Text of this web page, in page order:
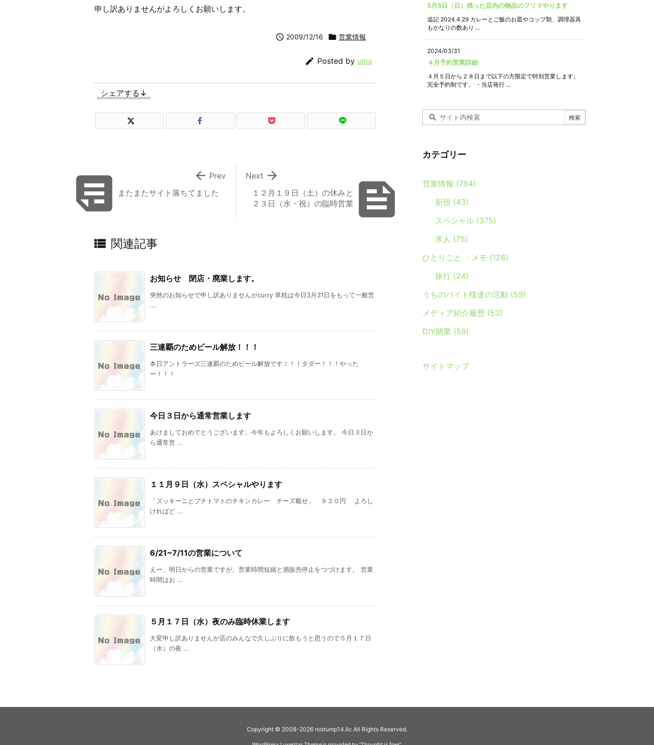
申し訳ありませんがよろしくお願いします。
 2009/12/16  営業情報
 Posted by uma
シェアする↓

１２月１９日（土）の休みと
２３日（水・祝）の臨時営業

Next
 またまたサイト落ちてました
 Prev
 関連記事
お知らせ 閉店・廃業します。
突然のお知らせで申し訳ありませんがcurry 草枕は今日3月31日をもって一般営
...
三連覇のためビール解放！！！
本日アントラーズ三連覇のためビール解放です！！！タダー！！！やった
ー！！！
今日３日から通常営業します
あけましておめでとうございます。今年もよろしくお願いします。 今日３日か
ら通常営 ...
１１月９日（水）スペシャルやります
「ズッキーニとプチトマトのチキンカレー チーズ載せ」 ９３０円 よろし
ければど ...
6/21~7/11の営業について
えー、明日からの営業ですが、営業時間短縮と酒販売停止をつづけます。 営業
時間はお ...
５月１７日（水）夜のみ臨時休業します
大変申し訳ありませんが店のみんなで久しぶりに飲もうと思うので５月１７日
（水）の夜 ...
5月5日（日）残った店内の物品のフリマやります
追記 2024.4.29 カレーとご飯のお皿やコップ類、調理器具
もかなりの数あり ...
2024/03/31
４月予約営業詳細
４月５日から２８日まで以下の方限定で特別営業します。
完全予約制です。 ・当店発行 ...
カテゴリー
営業情報 (794)
新宿 (43)
スペシャル (375)
求人 (75)
ひとりごと ・メモ (128)
旅行 (24)
うちのバイト様達の活動 (59)
メディア紹介履歴 (53)
DIY開業 (59)
サイトマップ
Copyright © 2008-2026 notrump14.llc All Rights Reserved.